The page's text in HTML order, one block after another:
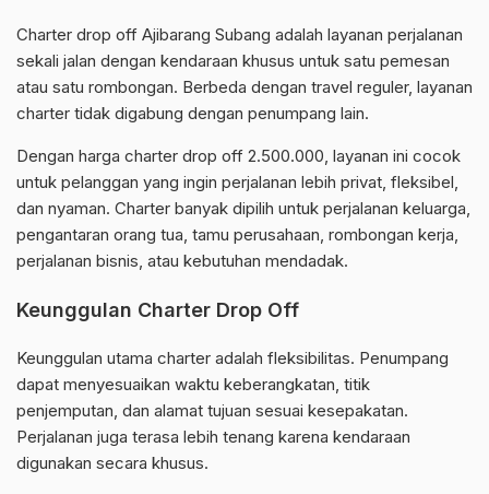
Charter drop off Ajibarang Subang adalah layanan perjalanan
sekali jalan dengan kendaraan khusus untuk satu pemesan
atau satu rombongan. Berbeda dengan travel reguler, layanan
charter tidak digabung dengan penumpang lain.
Dengan harga charter drop off 2.500.000, layanan ini cocok
untuk pelanggan yang ingin perjalanan lebih privat, fleksibel,
dan nyaman. Charter banyak dipilih untuk perjalanan keluarga,
pengantaran orang tua, tamu perusahaan, rombongan kerja,
perjalanan bisnis, atau kebutuhan mendadak.
Keunggulan Charter Drop Off
Keunggulan utama charter adalah fleksibilitas. Penumpang
dapat menyesuaikan waktu keberangkatan, titik
penjemputan, dan alamat tujuan sesuai kesepakatan.
Perjalanan juga terasa lebih tenang karena kendaraan
digunakan secara khusus.